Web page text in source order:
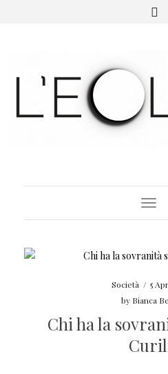
Società / 5
by Bianca
Chi ha la